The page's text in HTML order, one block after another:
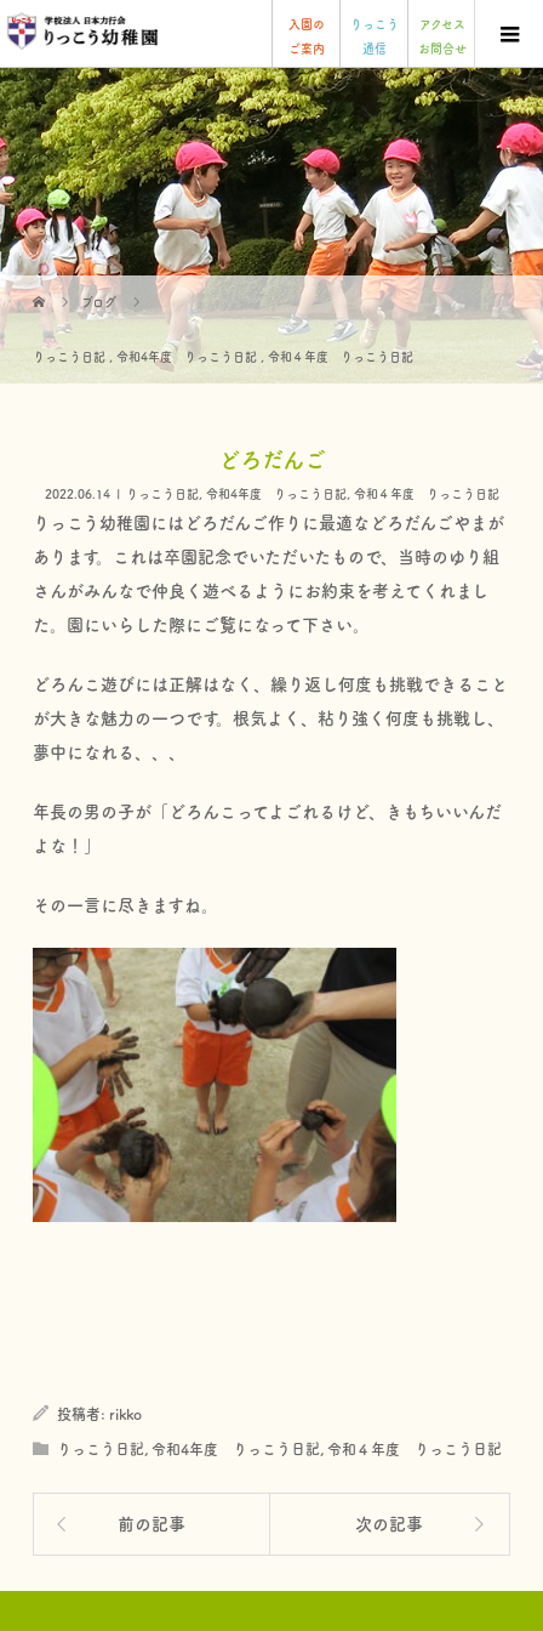
入園の
ご案内
りっこう
通信
アクセス
お問合せ
ブログ
りっこう日記 ,令和4年度 りっこう日記 ,令和４年度 りっこう日記
どろだんご
2022.06.14 りっこう日記, 令和4年度 りっこう日記, 令和４年度 りっこう日記
りっこう幼稚園にはどろだんご作りに最適などろだんごやまが
あります。これは卒園記念でいただいたもので、当時のゆり組
さんがみんなで仲良く遊べるようにお約束を考えてくれまし
た。園にいらした際にご覧になって下さい。
どろんこ遊びには正解はなく、繰り返し何度も挑戦できること
が大きな魅力の一つです。根気よく、粘り強く何度も挑戦し、
夢中になれる、、、
年長の男の子が「どろんこってよごれるけど、きもちいいんだ
よな！」
その一言に尽きますね。
投稿者: rikko
りっこう日記 ,令和4年度 りっこう日記 ,令和４年度 りっこう日記
前の記事 次の記事